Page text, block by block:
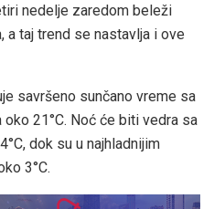
nedelje zaredom beleži
taj trend se nastavlja i ove
savršeno sunčano vreme sa
21°C. Noć će biti vedra sa
dok su u najhladnijim
3°C.